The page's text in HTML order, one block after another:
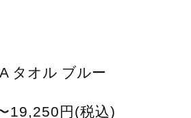
タオル ブルー
19,250円(税込)